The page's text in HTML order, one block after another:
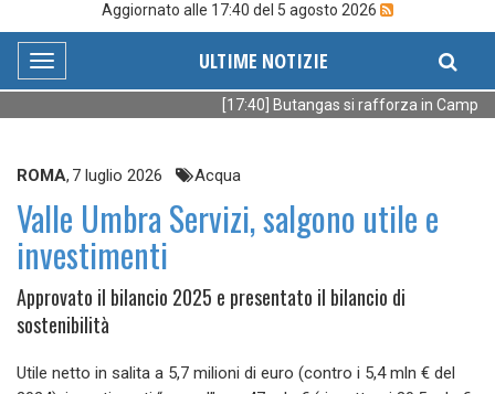
Aggiornato alle 17:40 del 5 agosto 2026
Toggle
navigation
ULTIME NOTIZIE
[17:40] Butangas si rafforza in
ROMA, 7 luglio 2026 Acqua
Valle Umbra Servizi, salgono utile e
investimenti
Approvato il bilancio 2025 e presentato il bilancio di
sostenibilità
Utile netto in salita a 5,7 milioni di euro (contro i 5,4 mln € del